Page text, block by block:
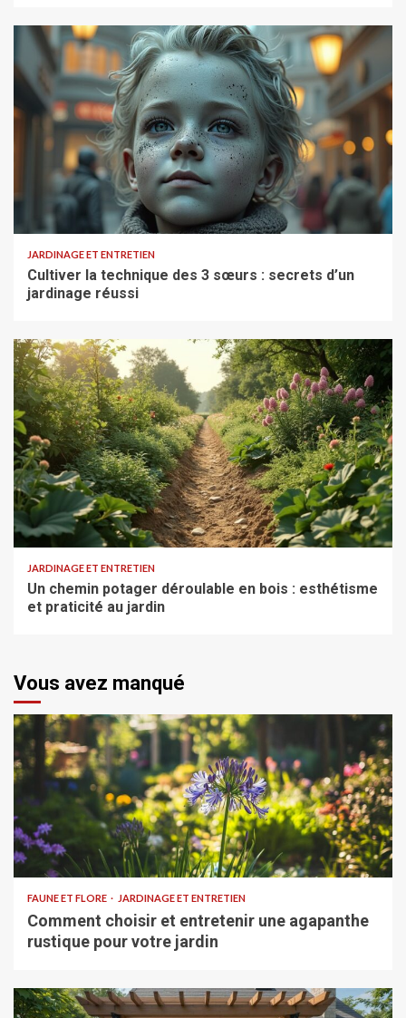
JARDINAGE ET ENTRETIEN
Cultiver la technique des 3 sœurs : secrets d’un
jardinage réussi
JARDINAGE ET ENTRETIEN
Un chemin potager déroulable en bois : esthétisme
et praticité au jardin
Vous avez manqué
FAUNE ET FLORE JARDINAGE ET ENTRETIEN
Comment choisir et entretenir une agapanthe
rustique pour votre jardin